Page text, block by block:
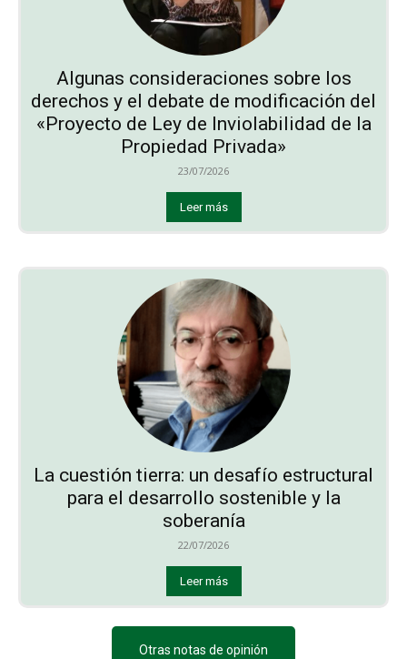
Algunas consideraciones sobre los
derechos y el debate de modificación del
«Proyecto de Ley de Inviolabilidad de la
Propiedad Privada»
23/07/2026
Leer más
La cuestión tierra: un desafío estructural
para el desarrollo sostenible y la
soberanía
22/07/2026
Leer más
Otras notas de opinión